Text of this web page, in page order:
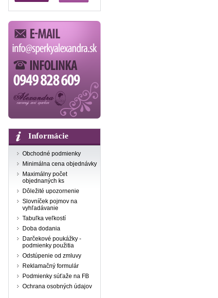
Informácie
Obchodné podmienky
Minimálna cena objednávky
Maximálny počet
objednaných ks
Dôležité upozornenie
Slovníček pojmov na
vyhľadávanie
Tabuľka veľkostí
Doba dodania
Darčekové poukážky -
podmienky použitia
Odstúpenie od zmluvy
Reklamačný formulár
Podmienky súťaže na FB
Ochrana osobných údajov